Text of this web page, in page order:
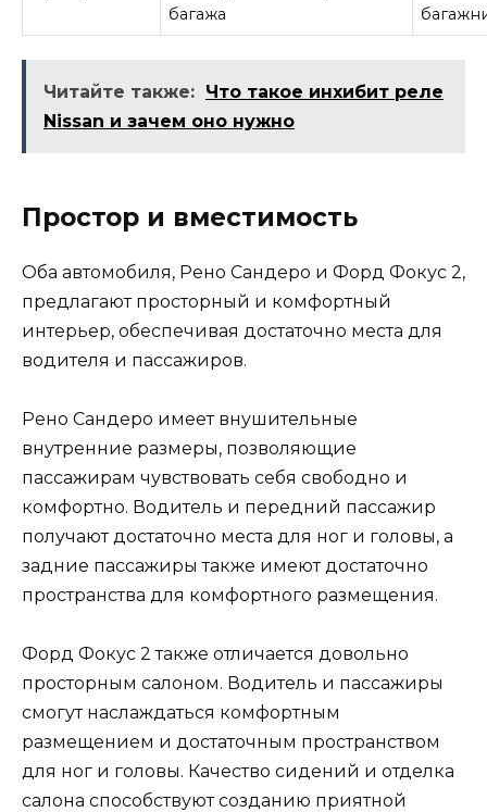
багажа
Читайте также: Что такое инхибит реле
Nissan и зачем оно нужно
Простор и вместимость
Оба автомобиля, Рено Сандеро и Форд Фокус 2,
предлагают просторный и комфортный
интерьер, обеспечивая достаточно места для
водителя и пассажиров.
Рено Сандеро имеет внушительные
внутренние размеры, позволяющие
пассажирам чувствовать себя свободно и
комфортно. Водитель и передний пассажир
получают достаточно места для ног и головы, а
задние пассажиры также имеют достаточно
пространства для комфортного размещения.
Форд Фокус 2 также отличается довольно
просторным салоном. Водитель и пассажиры
смогут наслаждаться комфортным
размещением и достаточным пространством
для ног и головы. Качество сидений и отделка
салона способствуют созданию приятной